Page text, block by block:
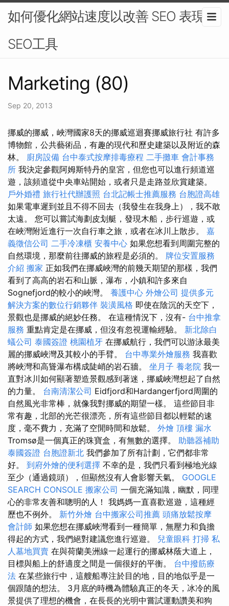
如何優化網站速度以改善 SEO 表現-
SEO工具
Marketing (80)
Sep 20, 2013
挪威的挪威，峽灣國家8天的挪威巡迴賽挪威旅行社 有許多
博物館，公共藝術品，有趣的現代和歷史建築以及附近的森
林。 廚房設備 台中泰式按摩排毒療程 二手攤車 會計事務
所 我決定參觀阿姆斯特丹的皇宮，但您也可以進行頻道巡
遊，該頻道從中央車站開始，或者只是走路並欣賞建築。
戶外婚禮 旅行社代辦護照 台北記帳士推薦服務 台胞證高雄
如果電車遲到並且不得不回去（我發生在我身上），我不敢
太遠。 您可以嘗試海劃皮划艇，發現木船，步行巡遊，或
在峽灣附近進行一次自行車之旅，或者在冰川上散步。 嘉
義徵信公司 二手冷凍櫃 安養中心 如果您想看到周圍完整的
自然環境，那麼前往挪威的旅程是必須的。 牌位安置服務
介紹 搬家 正如我們在挪威峽灣的前幾天期望的那樣，我們
看到了高高的岩石和山脈，瀑布，小鎮和許多來自
Sognefjord的較小的峽灣。 養護中心 外燴公司 提供多元
解決方案的數位行銷夥伴 裝潢風格 即使在陰沉的天空下，
景觀也是挪威的絕妙任務。 在這種情況下，沒有- 台中推拿
服務 重點肯定是在挪威，但沒有忽視運輸經驗。 新北除白
蟻公司 泰國簽證 桃園植牙 在挪威航行，我們可以游泳最美
麗的挪威峽灣及其較小的手臂。 台中專業外燴服務 我喜歡
將峽灣和高聳瀑布構成陡峭的岩石牆。 坐月子 養老院 我一
直對冰川如何顯著塑造景觀感到著迷，挪威峽灣想起了自然
的力量。 台南清潔公司 Eidfjord和Hardangerfjord周圍的
自然風光非常棒，就像我對挪威的期望一樣。 這些節目非
常有趣，北部的光芒很漂亮，所有這些節目都以輕鬆的速
度，毫不費力，充滿了空閒時間和放鬆。 外燴 頂樓 漏水
Tromsø是一個真正的珠寶盒，有無數的選擇。 助聽器補助
泰國簽證 台胞證新北 我們參加了所有計劃，它們都非常
好。 到府外燴的便利選擇 不幸的是，我們只看到極地光線
至少（通過鏡頭），但顯然沒有人會影響天氣。 GOOGLE
SEARCH CONSOLE 搬家公司 一個充滿知識，幽默，同理
心的非常友善和聰明的人！ 我媽媽一直喜歡巡遊，這種經
歷也不例外。 新竹外燴 台中搬家公司推薦 頭痛放鬆按摩
會計師 如果您想在挪威峽灣看到一種簡單，無壓力和負擔
得起的方式，我們絕對建議您進行巡遊。 兒童眼科 打掃 私
人墓地買賣 在與荷蘭美洲線一起運行的挪威林蔭大道上，
目標與船上的舒適度之間是一個很好的平衡。 台中撥筋療
法 在某些旅行中，這艘船專注於目的地，目的地似乎是一
個跟隨的想法。 3月底的時機為體驗真正的冬天，冰冷的風
景提供了理想的機會，在長長的光明中嘗試運動讚美和狗